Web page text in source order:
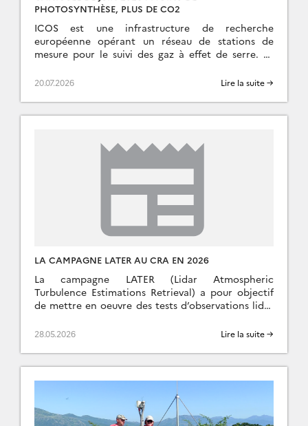
PHOTOSYNTHÈSE, PLUS DE CO2
ICOS est une infrastructure de recherche
européenne opérant un réseau de stations de
mesure pour le suivi des gaz à effet de serre. Le
20.07.2026 Lire la suite →
LA CAMPAGNE LATER AU CRA EN 2026
La campagne LATER (Lidar Atmospheric
Turbulence Estimations Retrieval) a pour objectif
de mettre en oeuvre des tests d’observations lidar
atmosphérique. La campagne vise des […]
28.05.2026 Lire la suite →